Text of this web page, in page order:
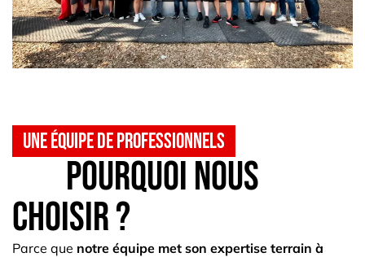
Une équipe de professionnels
Pourquoi nous
choisir ?
Parce que notre équipe met son expertise terrain à